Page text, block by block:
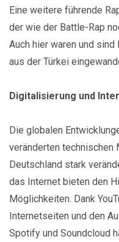
Eine weitere führende
der wie der Battle-Rap
Auch hier waren und
aus der Türkei
Digitalisierung und
Die globalen
veränderten technischen
Deutschland stark
das Internet bieten den
Möglichkeiten. Dank
Internetseiten und den
Spotify und Soundcloud